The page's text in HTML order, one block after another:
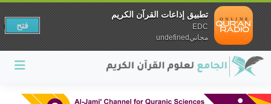
تطبيق إذاعات القرآن الكريم
EDC
مجانيundefined
فتح